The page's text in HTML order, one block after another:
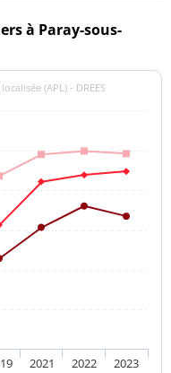
à Paray-sous-
(APL) - DREES
2021 2022 2023